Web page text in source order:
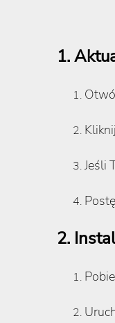
1.
Kliknij
Jeśli
2.